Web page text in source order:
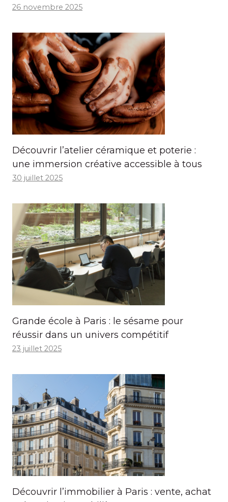
26 novembre 2025
Découvrir l’atelier céramique et poterie :
une immersion créative accessible à tous
30 juillet 2025
Grande école à Paris : le sésame pour
réussir dans un univers compétitif
23 juillet 2025
Découvrir l’immobilier à Paris : vente, achat